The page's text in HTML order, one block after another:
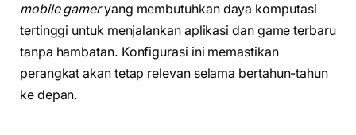
mobile gameryang membutuhkan daya komputasi
tertinggi untuk menjalankan aplikasi dan game terbaru
tanpa hambatan. Konfigurasi ini memastikan
perangkat akan tetap relevan selama bertahun-tahun
ke depan.